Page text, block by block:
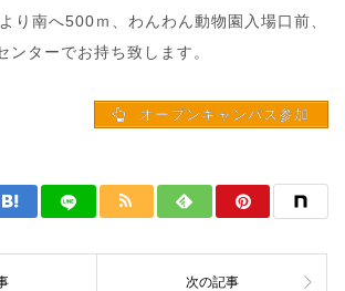
り南へ500ｍ、わんわん動物園入場口前、
ンターでお持ち致します。
オープンキャンパス参加
次の記事